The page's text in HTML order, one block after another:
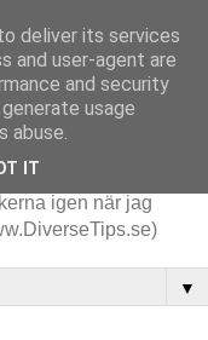
på i arbetet. Det
igen när jag
▼
deliver its services
and user-agent are
and security
usage
abuse.
IT